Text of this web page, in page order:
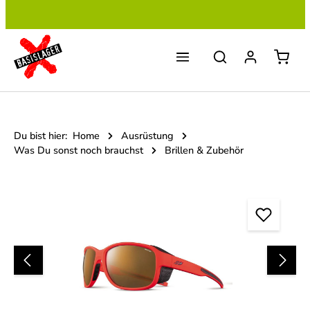
Du bist hier: Home
Ausrüstung
Was Du sonst noch brauchst
Brillen & Zubehör